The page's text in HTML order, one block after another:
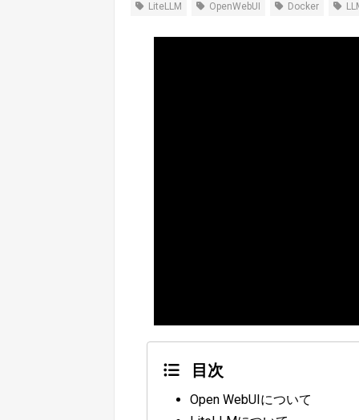
LiteLLM OpenWebUI Docker
目次
Open WebUIについて